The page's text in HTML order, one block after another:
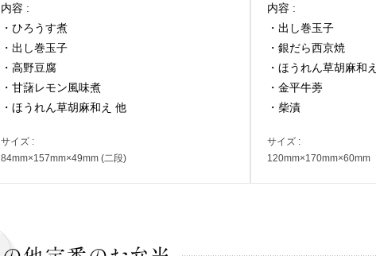
内容 :
・ひろうす煮
・出し巻玉子
・高野豆腐
・甘藷レモン風味煮
・ほうれん草胡麻和え 他
サイズ :
84mm×157mm×49mm (二段)
内容 :
・出し巻玉子
・銀だら西京焼
・ほうれん草胡麻和え
・金平牛蒡
・柴漬
サイズ :
120mm×170mm×60mm